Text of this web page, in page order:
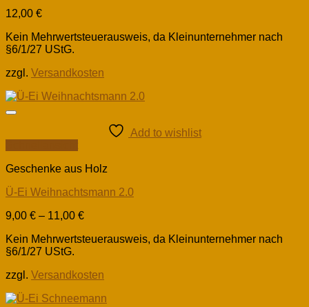
12,00 €
Kein Mehrwertsteuerausweis, da Kleinunternehmer nach
§6/1/27 UStG.
zzgl. Versandkosten
Add to wishlist
Geschenke aus Holz
Ü-Ei Weihnachtsmann 2.0
9,00 € – 11,00 €
Kein Mehrwertsteuerausweis, da Kleinunternehmer nach
§6/1/27 UStG.
zzgl. Versandkosten